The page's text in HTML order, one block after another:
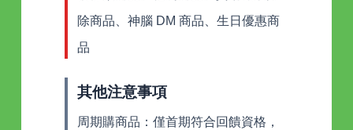
除商品、神腦 DM 商品、生日優惠商
品
其他注意事項
周期購商品：僅首期符合回饋資格，